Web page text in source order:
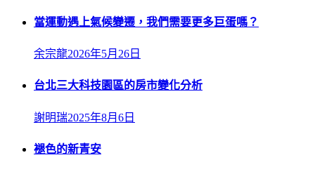
當運動遇上氣候變遷，我們需要更多巨蛋嗎？
余宗龍2026年5月26日
台北三大科技園區的房市變化分析
謝明瑞2025年8月6日
褪色的新青安